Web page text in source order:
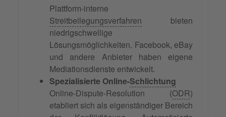
Plattform-interne
Streitbeilegungsverfahren bieten
niedrigschwellige
Lösungsmöglichkeiten. Facebook, eBay
und andere Anbieter haben eigene
Mediationsdienste entwickelt.
Spezialisierte Online-Schlichtung
Online-Dispute-Resolution (ODR)
etabliert sich als eigenständiger Bereich